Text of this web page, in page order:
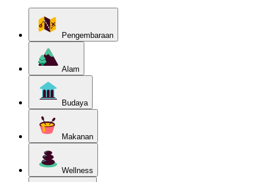
Pengembaraan
Alam
Budaya
Makanan
Wellness